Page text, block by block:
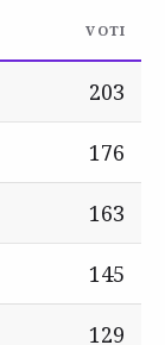
VOTI
203
176
163
145
129